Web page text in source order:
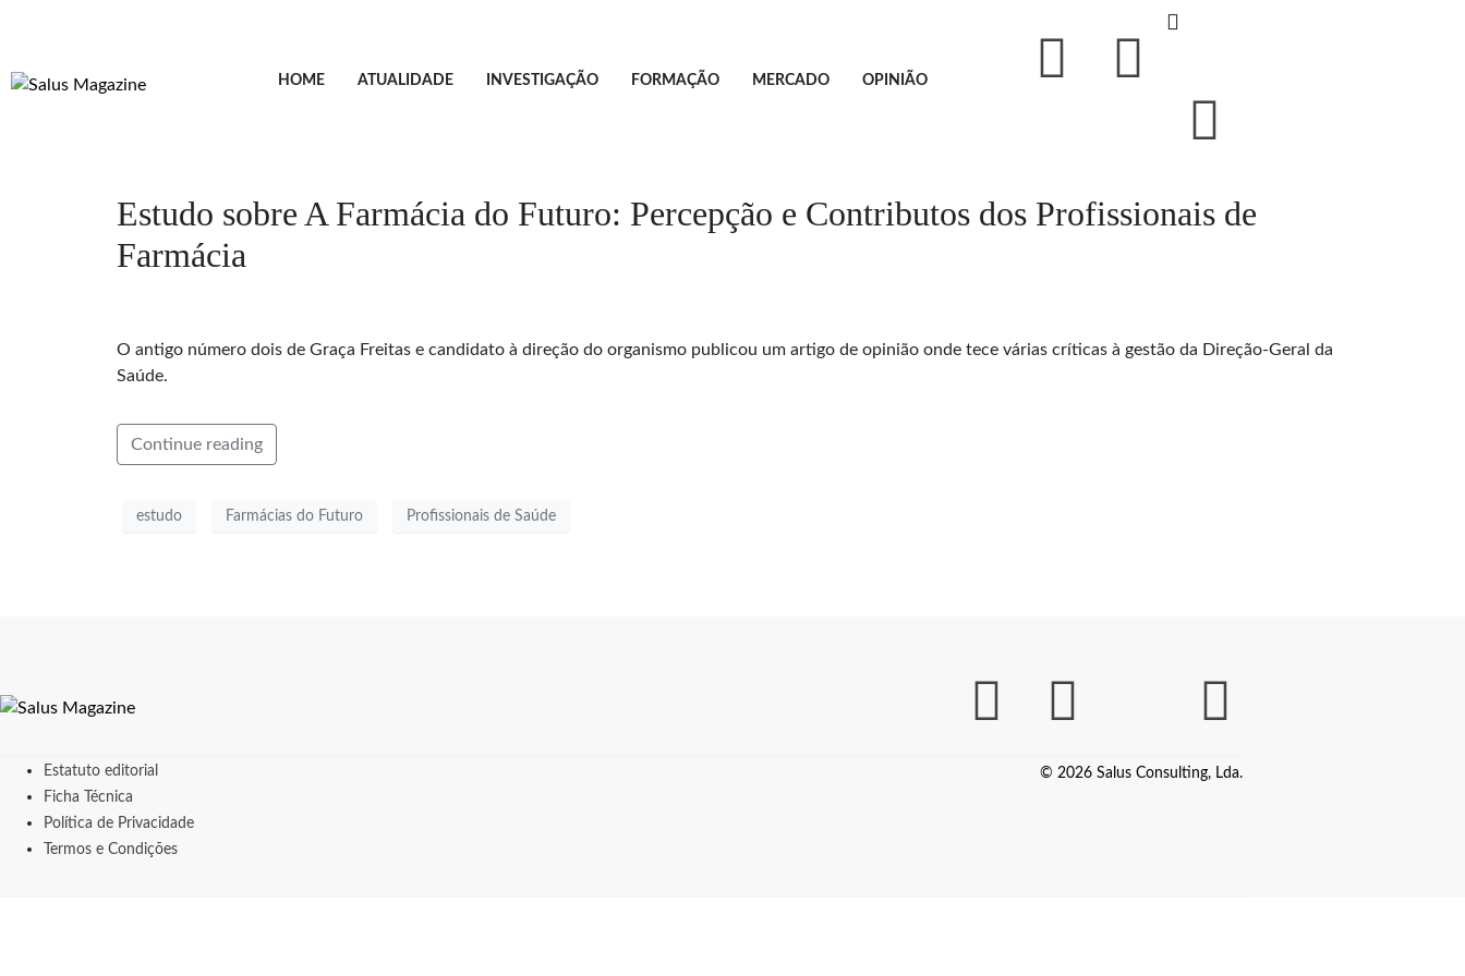
HOME ATUALIDADE INVESTIGAÇÃO FORMAÇÃO MERCADO OPINIÃO
Estudo sobre A Farmácia do Futuro: Percepção e Contributos dos Profissionais de
Farmácia
O antigo número dois de Graça Freitas e candidato à direção do organismo publicou um artigo de opinião onde tece várias críticas à gestão da Direção-Geral da
Saúde.
Continue reading
estudo Farmácias do Futuro Profissionais de Saúde
Estatuto editorial
Ficha Técnica
Política de Privacidade
Termos e Condições
© 2026 Salus Consulting, Lda.